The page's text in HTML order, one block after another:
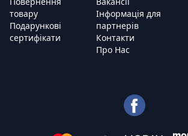
товару
Подарункові
сертифікати
Інформація для
партнерів
Контакти
Про Нас